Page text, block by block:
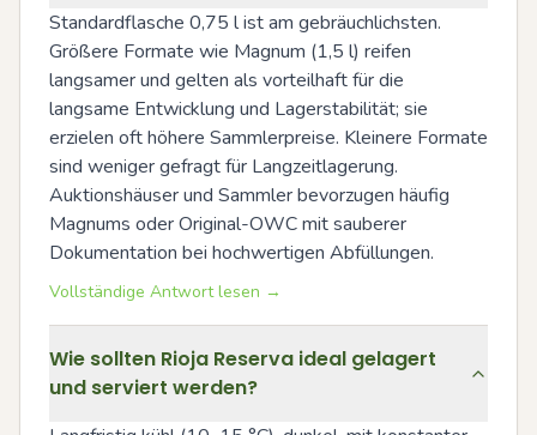
Standardflasche 0,75 l ist am gebräuchlichsten.
Größere Formate wie Magnum (1,5 l) reifen
langsamer und gelten als vorteilhaft für die
langsame Entwicklung und Lagerstabilität; sie
erzielen oft höhere Sammlerpreise. Kleinere Formate
sind weniger gefragt für Langzeitlagerung.
Auktionshäuser und Sammler bevorzugen häufig
Magnums oder Original-OWC mit sauberer
Dokumentation bei hochwertigen Abfüllungen.
Vollständige Antwort lesen →
Wie sollten Rioja Reserva ideal gelagert
und serviert werden?